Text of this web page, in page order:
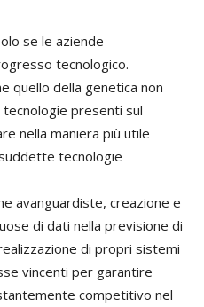
se le aziende
tecnologico.
quello della genetica non
presenti sul
nella maniera più utile
tecnologie
avanguardiste, creazione e
di dati nella previsione di
di propri sistemi
vincenti per garantire
competitivo nel